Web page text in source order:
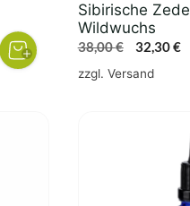
5%
Sibirische
Wildwuchs
38,00€
Preis
32,30€
zzgl. Versand